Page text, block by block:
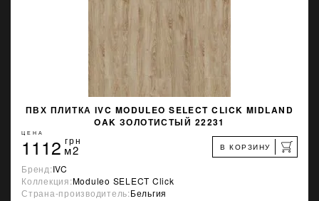
ПВХ ПЛИТКА IVC MODULEO SELECT CLICK MIDLAND
OAK ЗОЛОТИСТЫЙ 22231
ЦЕНА
1112 грн
м2 В КОРЗИНУ
Бренд:IVC
Коллекция:Moduleo SELECT Click
Страна-производитель:Бельгия